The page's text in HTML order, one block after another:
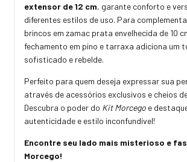
extensor de 12 cm, garante conforto e
diferentes estilos de uso. Para
brincos em zamac prata envelhecida de 10
fechamento em pino e tarraxa adiciona um
sofisticado e rebelde.
Perfeito para quem deseja expressar sua
através de acessórios exclusivos e cheios
Descubra o poder do Kit Morcego e
autenticidade e estilo inconfundível!
Encontre seu lado mais misterioso e
Morcego!